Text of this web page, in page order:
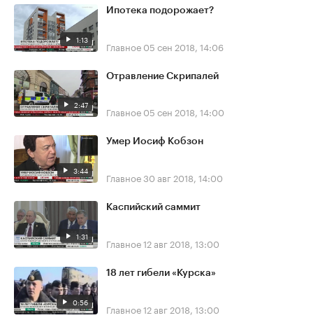
1:13
Ипотека подорожает?
Главное 05 сен 2018, 14:06
2:47
Отравление Скрипалей
Главное 05 сен 2018, 14:00
3:44
Умер Иосиф Кобзон
Главное30 авг 2018, 14:00
1:31
Каспийский саммит
Главное12 авг 2018, 13:00
0:56
18 лет гибели «Курска»
Главное12 авг 2018, 13:00